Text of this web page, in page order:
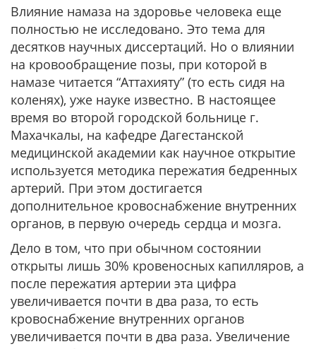
Влияние намаза на здоровье человека еще
полностью не исследовано. Это тема для
десятков научных диссертаций. Но о влиянии
на кровообращение позы, при которой в
намазе читается “Аттахияту” (то есть сидя на
коленях), уже науке известно. В настоящее
время во второй городской больнице г.
Махачкалы, на кафедре Дагестанской
медицинской академии как научное открытие
используется методика пережатия бедренных
артерий. При этом достигается
дополнительное кровоснабжение внутренних
органов, в первую очередь сердца и мозга.
Дело в том, что при обычном состоянии
открыты лишь 30% кровеносных капилляров, а
после пережатия артерии эта цифра
увеличивается почти в два раза, то есть
кровоснабжение внутренних органов
увеличивается почти в два раза. Увеличение